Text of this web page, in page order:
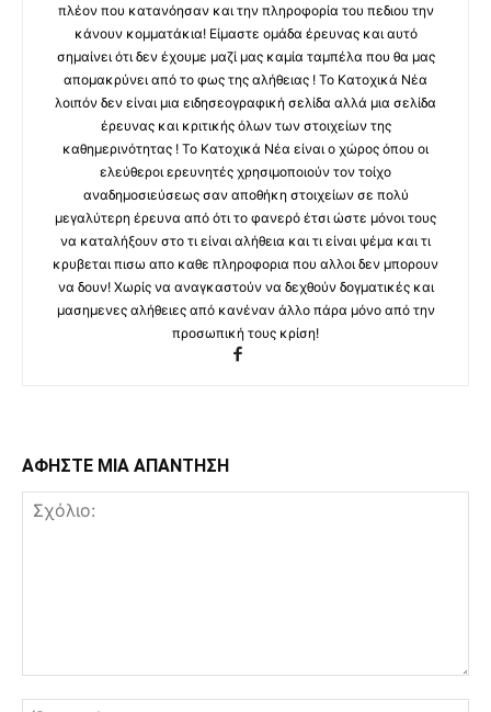
πλέον που κατανόησαν και την πληροφορία του πεδιου την
κάνουν κομματάκια! Είμαστε ομάδα έρευνας και αυτό
σημαίνει ότι δεν έχουμε μαζί μας καμία ταμπέλα που θα μας
απομακρύνει από το φως της αλήθειας ! Το Κατοχικά Νέα
λοιπόν δεν είναι μια ειδησεογραφική σελίδα αλλά μια σελίδα
έρευνας και κριτικής όλων των στοιχείων της
καθημερινότητας ! Το Κατοχικά Νέα είναι ο χώρος όπου οι
ελεύθεροι ερευνητές χρησιμοποιούν τον τοίχο
αναδημοσιεύσεως σαν αποθήκη στοιχείων σε πολύ
μεγαλύτερη έρευνα από ότι το φανερό έτσι ώστε μόνοι τους
να καταλήξουν στο τι είναι αλήθεια και τι είναι ψέμα και τι
κρυβεται πισω απο καθε πληροφορια που αλλοι δεν μπορουν
να δουν! Χωρίς να αναγκαστούν να δεχθούν δογματικές και
μασημενες αλήθειες από κανέναν άλλο πάρα μόνο από την
προσωπική τους κρίση!
ΑΦΗΣΤΕ ΜΙΑ ΑΠΑΝΤΗΣΗ